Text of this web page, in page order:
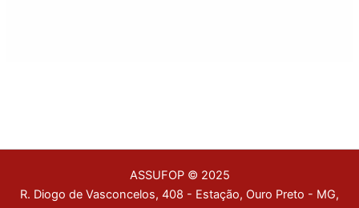
ASSUFOP © 2025
R. Diogo de Vasconcelos, 408 - Estação, Ouro Preto - MG,